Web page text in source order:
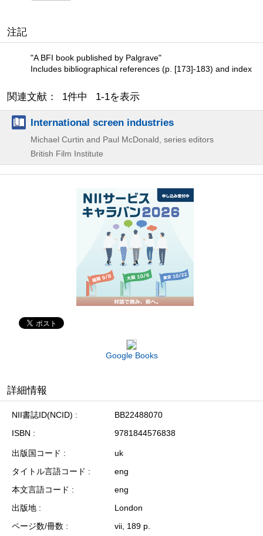
注記
"A BFI book published by Palgrave"
Includes bibliographical references (p. [173]-183) and index
関連文献： 1件中 1-1を表示
International screen industries
Michael Curtin and Paul McDonald, series editors
British Film Institute
Google Books
詳細情報
NII書誌ID(NCID)
BB22488070
ISBN
9781844576838
出版国コード
uk
タイトル言語コード
eng
本文言語コード
eng
出版地
London
ページ数/冊数
vii, 189 p.